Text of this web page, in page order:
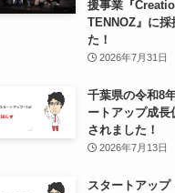
援事業『
TENNOZ』に採
た！
2026年7月31日
千葉県の令和8
ートアップ成⻑
されました！
2026年7月13日
スタートアップ